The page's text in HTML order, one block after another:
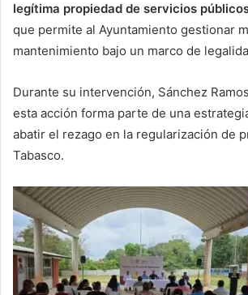
legítima propiedad de servicios
que permite al Ayuntamiento gestionar
mantenimiento bajo un marco de
Durante su intervención, Sánchez
esta acción forma parte de una
abatir el rezago en la regularización de
Tabasco.